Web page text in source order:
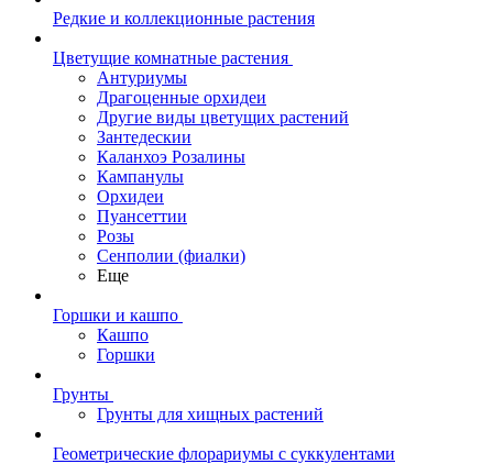
Редкие и коллекционные растения
Цветущие комнатные растения
Антуриумы
Драгоценные орхидеи
Другие виды цветущих растений
Зантедескии
Каланхоэ Розалины
Кампанулы
Орхидеи
Пуансеттии
Розы
Сенполии (фиалки)
Еще
Горшки и кашпо
Кашпо
Горшки
Грунты
Грунты для хищных растений
Геометрические флорариумы с суккулентами